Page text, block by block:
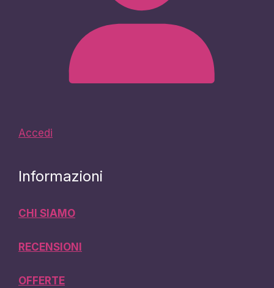
Accedi
Informazioni
CHI SIAMO
RECENSIONI
OFFERTE